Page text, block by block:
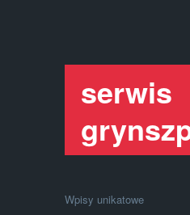
serwis
Wpisy unikatowe